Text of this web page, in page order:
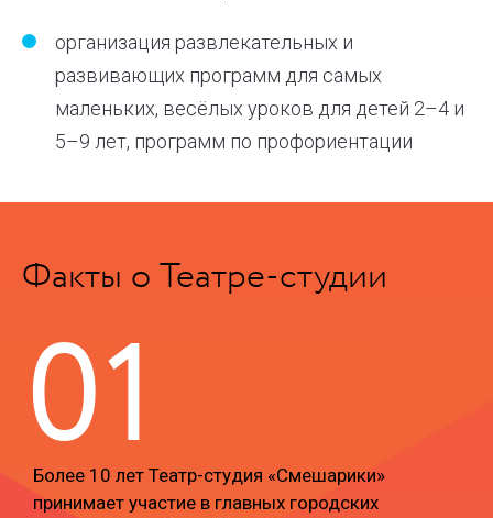
организация развлекательных и
развивающих программ для самых
маленьких, весёлых уроков для детей 2–4 и
5–9 лет, программ по профориентации
Факты о Театре-студии
01
Более 10 лет Театр-студия «Смешарики»
принимает участие в главных городских